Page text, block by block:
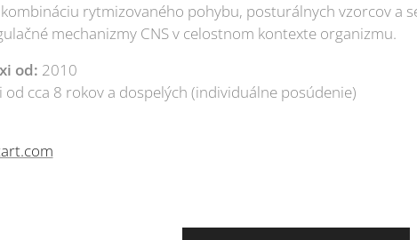
rytmizovaného pohybu, posturálnych vzorcov a
mechanizmy CNS v celostnom kontexte organizmu.
od: 2010
od cca 8 rokov a dospelých (individuálne posúdenie)